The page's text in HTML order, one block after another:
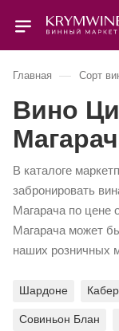
Главная — Сорт
Вино
В каталоге
забронировать
Магарача по цене
Магарача может
наших розничных
Шардоне
Совиньон Блан